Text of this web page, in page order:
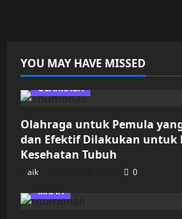
YOU MAY HAVE MISSED
OLAHRAGA
Olahraga untuk Pemula
dan Efektif Dilakukan untuk
Kesehatan Tubuh
aik
0
MAFIA